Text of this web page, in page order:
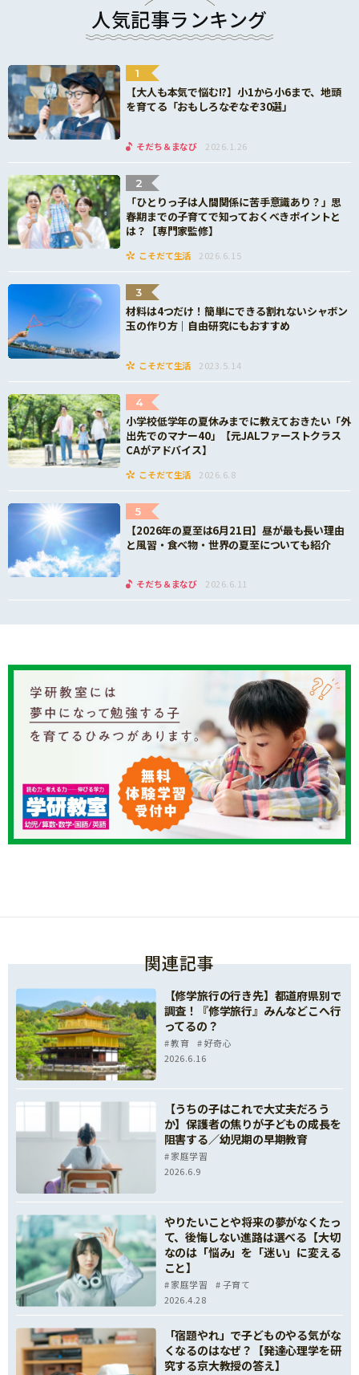
人気記事ランキング
1
【大人も本気で悩む!?】小1から小6まで、地頭
を育てる「おもしろなぞなぞ30選」
そだち＆まなび 2026.1.26
2
「ひとりっ子は人間関係に苦手意識あり？」思
春期までの子育てで知っておくべきポイントと
は？【専門家監修】
こそだて生活 2026.6.15
3
材料は4つだけ！簡単にできる割れないシャボン
玉の作り方｜自由研究にもおすすめ
こそだて生活 2023.5.14
4
小学校低学年の夏休みまでに教えておきたい「外
出先でのマナー40」【元JALファーストクラス
CAがアドバイス】
こそだて生活 2026.6.8
5
【2026年の夏至は6月21日】昼が最も長い理由
と風習・食べ物・世界の夏至についても紹介
そだち＆まなび 2026.6.11
関連記事
【修学旅行の行き先】都道府県別で
調査！『修学旅行』みんなどこへ行
ってるの？
教育
好奇心
2026.6.16
【うちの子はこれで大丈夫だろう
か】保護者の焦りが子どもの成長を
阻害する／幼児期の早期教育
家庭学習
2026.6.9
やりたいことや将来の夢がなくたっ
て、後悔しない進路は選べる【大切
なのは「悩み」を「迷い」に変える
こと】
家庭学習
子育て
2026.4.28
「宿題やれ」で子どものやる気がな
くなるのはなぜ？【発達心理学を研
究する京大教授の答え】